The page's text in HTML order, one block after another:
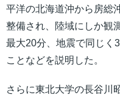
平洋の北海道沖から房総
整備され、陸域にしか観
最大20分、地震で同じく
ことなどを説明した。
さらに東北大学の長谷川